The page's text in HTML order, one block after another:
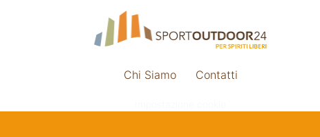
Chi Siamo Contatti